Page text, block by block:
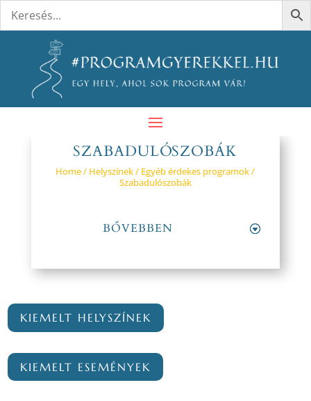
SZABADULÓSZOBÁK
Home/ Helyszínek/ Egyéb érdekes programok/
Szabadulószobák
BŐVEBBEN
KIEMELT HELYSZÍNEK
KIEMELT ESEMÉNYEK